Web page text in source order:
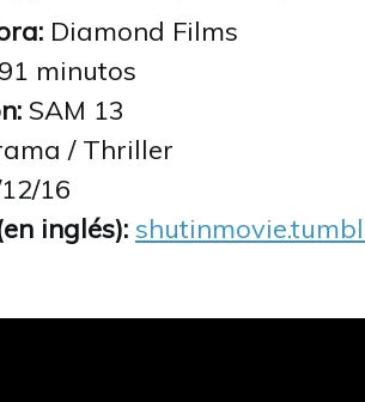
Diamond Films
91 minutos
SAM 13
/ Thriller
16
inglés):